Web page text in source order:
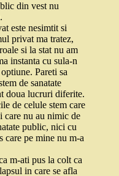
din vest nu
este nesimtit si
privat ma tratez,
si la stat nu am
instanta cu sula-n
Pareti sa
de sanatate
doua lucruri diferite.
de celule stem care
care nu au nimic de
public, nici cu
care pe mine nu m-a
m-ati pus la colt ca
in care se afla